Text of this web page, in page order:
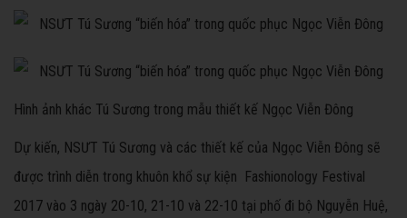
Hình ảnh khác Tú Sương trong mẫu thiết kế Ngọc Viễn Đông
Dự kiến, NSƯT Tú Sương và các thiết kế của Ngọc Viễn Đông sẽ
được trình diễn trong khuôn khổ sự kiện Fashionology Festival
2017 vào 3 ngày 20-10, 21-10 và 22-10 tại phố đi bộ Nguyễn Huệ,